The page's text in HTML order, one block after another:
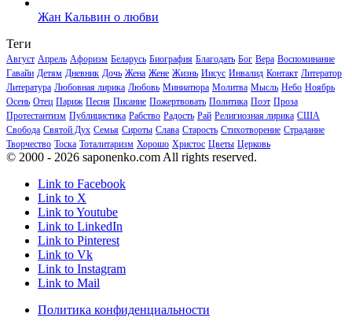
Жан Кальвин о любви
Теги
Август Апрель Афоризм Беларусь Биография Благодать Бог Вера Воспоминание
Гавайи Детям Дневник Дочь Жена Жене Жизнь Иисус Инвалид Контакт Литератор
Литература Любовная лирика Любовь Миниатюра Молитва Мысль Небо Ноябрь
Осень Отец Париж Песня Писание Пожертвовать Политика Поэт Проза
Протестантизм Публицистика Рабство Радость Рай Религиозная лирика США
Свобода Святой Дух Семья Сироты Слава Старость Стихотворение Страдание
Творчество Тоска Тоталитаризм Хорошо Христос Цветы Церковь
© 2000 - 2026 saponenko.com All rights reserved.
Link to Facebook
Link to X
Link to Youtube
Link to LinkedIn
Link to Pinterest
Link to Vk
Link to Instagram
Link to Mail
Политика конфиденциальности